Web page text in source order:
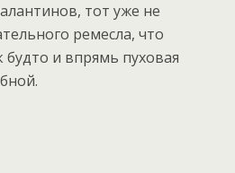
тот уже не
ремесла, что
будто и впрямь пуховая